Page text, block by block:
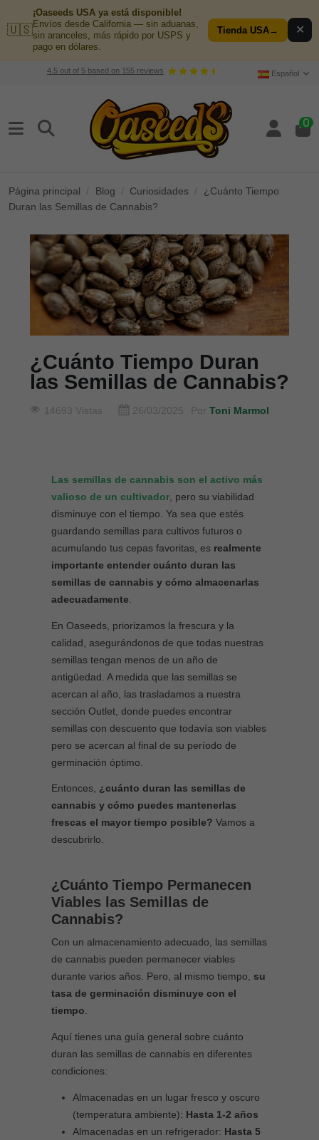
🇺🇸
¡Oaseeds USA ya está disponible!
Envíos desde California — sin aduanas,
sin aranceles, más rápido por USPS y
pago en dólares.
Tienda USA→ ✕
4.5out of 5based on 155reviews Español
0
Página principal Blog Curiosidades
¿Cuánto Tiempo
Duran las Semillas de Cannabis?
¿Cuánto Tiempo Duran
las Semillas de Cannabis?
14693 Vistas 26/03/2025 Por Toni Marmol
Las semillas de cannabis son el activo más
valioso de un cultivador , pero su viabilidad
disminuye con el tiempo. Ya sea que estés
guardando semillas para cultivos futuros o
acumulando tus cepas favoritas, es realmente
importante entender cuánto duran las
semillas de cannabis y cómo almacenarlas
adecuadamente
En Oaseeds, priorizamos la frescura y la
calidad, asegurándonos de que todas nuestras
semillas tengan menos de un año de
antigüedad. A medida que las semillas se
acercan al año, las trasladamos a nuestra
sección Outlet, donde puedes encontrar
semillas con descuento que todavía son viables
pero se acercan al final de su período de
germinación óptimo.
Entonces, ¿cuánto duran las semillas de
cannabis y cómo puedes mantenerlas
frescas el mayor tiempo posible? Vamos a
descubrirlo.
¿Cuánto Tiempo Permanecen
Viables las Semillas de
Cannabis?
Con un almacenamiento adecuado, las semillas
de cannabis pueden permanecer viables
durante varios años. Pero, al mismo tiempo, su
tasa de germinación disminuye con el
tiempo.
Aquí tienes una guía general sobre cuánto
duran las semillas de cannabis en diferentes
condiciones:
Almacenadas en un lugar fresco y oscuro
(temperatura ambiente): Hasta 1-2 años
Almacenadas en un refrigerador: Hasta 5